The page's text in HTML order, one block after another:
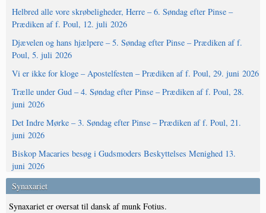
Helbred alle vore skrøbeligheder, Herre – 6. Søndag efter Pinse –
Prædiken af f. Poul, 12. juli 2026
Djævelen og hans hjælpere – 5. Søndag efter Pinse – Prædiken af f.
Poul, 5. juli 2026
Vi er ikke for kloge – Apostelfesten – Prædiken af f. Poul, 29. juni 2026
Trælle under Gud – 4. Søndag efter Pinse – Prædiken af f. Poul, 28.
juni 2026
Det Indre Mørke – 3. Søndag efter Pinse – Prædiken af f. Poul, 21.
juni 2026
Biskop Macaries besøg i Gudsmoders Beskyttelses Menighed 13.
juni 2026
Synaxariet
Synaxariet er oversat til dansk af munk Fotius.